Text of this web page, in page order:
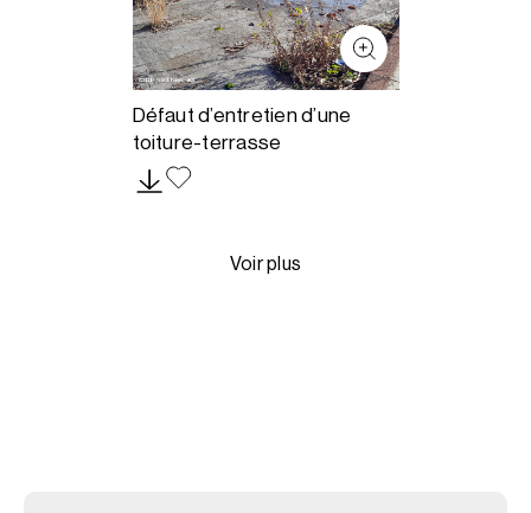
Défaut d’entretien d’une
toiture-terrasse
Voir plus